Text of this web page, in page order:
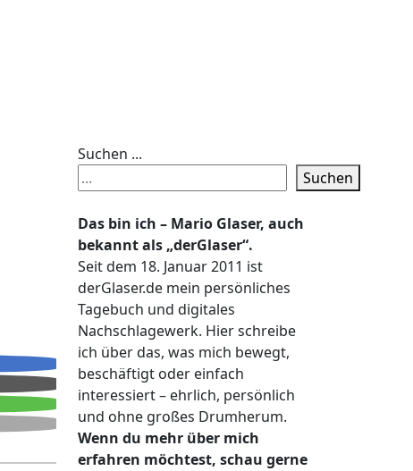
Suchen ...
Suchen
Das bin ich – Mario Glaser, auch
bekannt als „derGlaser“.
Seit dem 18. Januar 2011 ist
derGlaser.de mein persönliches
Tagebuch und digitales
Nachschlagewerk. Hier schreibe
ich über das, was mich bewegt,
beschäftigt oder einfach
interessiert – ehrlich, persönlich
und ohne großes Drumherum.
Wenn du mehr über mich
erfahren möchtest, schau gerne